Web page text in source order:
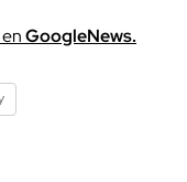
enGoogleNews.